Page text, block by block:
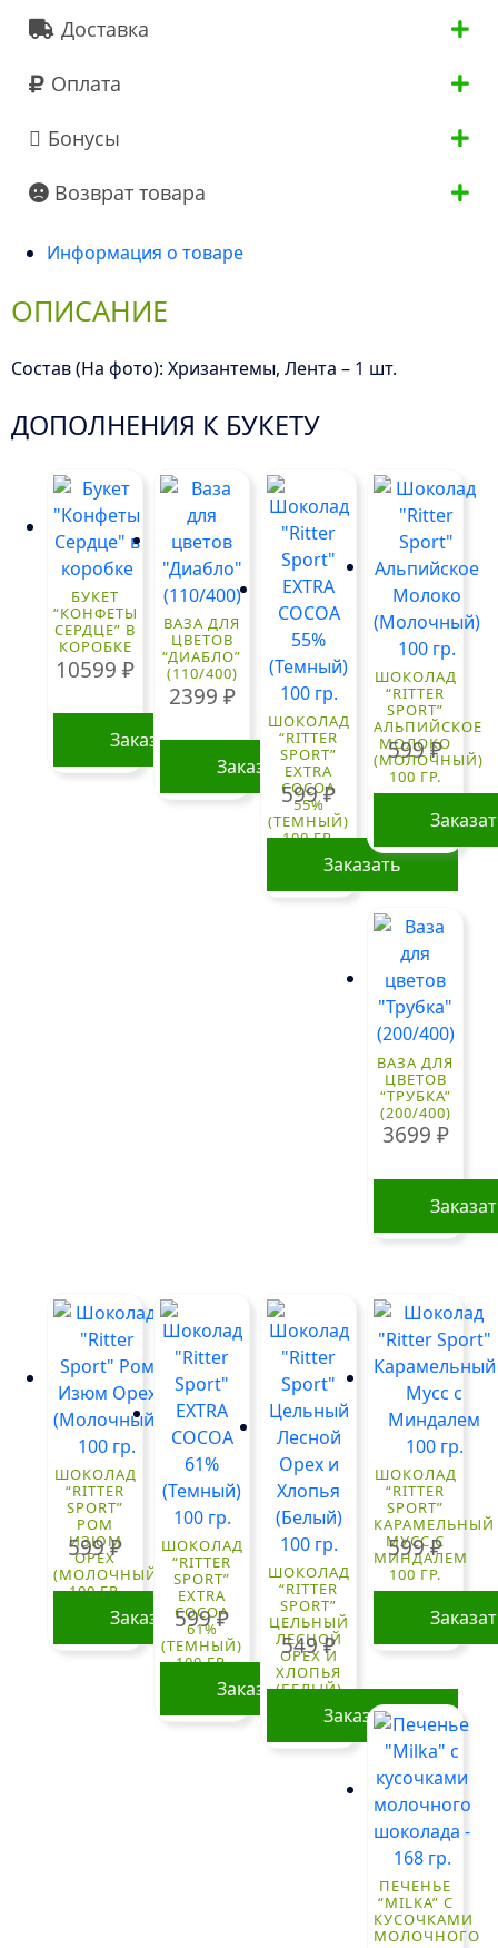
Доставка
Оплата
Бонусы
Возврат товара
Информация о товаре
ОПИСАНИЕ
Состав (На фото): Хризантемы, Лента – 1 шт.
ДОПОЛНЕНИЯ К БУКЕТУ
БУКЕТ
“КОНФЕТЫ
СЕРДЦЕ” В
КОРОБКЕ
10599₽
Заказать
ВАЗА ДЛЯ
ЦВЕТОВ
“ДИАБЛО”
(110/400)
2399 ₽
Заказать
ШОКОЛАД
“RITTER
SPORT”
EXTRA
COCOA
55%
(ТЕМНЫЙ)
100 ГР.
599₽
Заказать
ШОКОЛАД
“RITTER
SPORT”
АЛЬПИЙСКОЕ
МОЛОКО
(МОЛОЧНЫЙ)
100 ГР.
599₽
ВАЗА ДЛЯ
ЦВЕТОВ
“ТРУБКА”
(200/400)
3699 ₽
ШОКОЛАД
“RITTER
SPORT”
РОМ
ИЗЮМ
ОРЕХ
(МОЛОЧНЫЙ)
100 ГР.
599₽
Заказать
ШОКОЛАД
“RITTER
SPORT”
EXTRA
COCOA
61%
(ТЕМНЫЙ)
100 ГР.
599₽
Заказать
ШОКОЛАД
“RITTER
SPORT”
ЦЕЛЬНЫЙ
ЛЕСНОЙ
ОРЕХ И
ХЛОПЬЯ
(БЕЛЫЙ)
100 ГР.
549₽
Заказать
ШОКОЛАД
“RITTER
SPORT”
КАРАМЕЛЬНЫЙ
МУСС С
МИНДАЛЕМ
100 ГР.
599₽
ПЕЧЕНЬЕ
“MILKA” С
КУСОЧКАМИ
МОЛОЧНОГО